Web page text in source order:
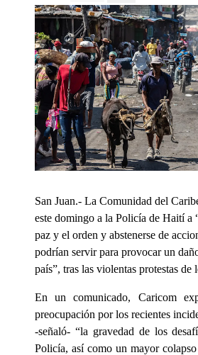
San Juan.- La Comunidad del
este domingo a la Policía de Haití a
paz y el orden y abstenerse de
podrían servir para provocar un
país”, tras las violentas protestas de
En un comunicado, Caricom
preocupación por los recientes
-señaló- “la gravedad de los
Policía, así como un mayor